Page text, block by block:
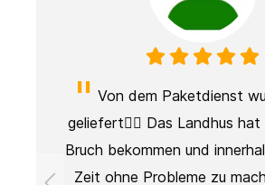
Von dem Paketdienst
geliefert👎🏻 Das Landhus
Bruch bekommen und
Zeit ohne Probleme zu